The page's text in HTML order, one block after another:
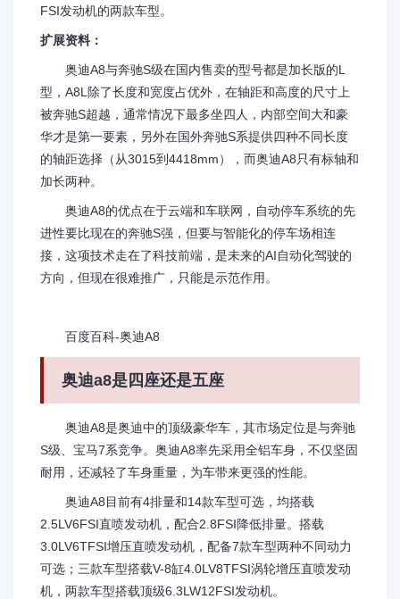
FSI发动机的两款车型。
扩展资料：
奥迪A8与奔驰S级在国内售卖的型号都是加长版的L
型，A8L除了长度和宽度占优外，在轴距和高度的尺寸上
被奔驰S超越，通常情况下最多坐四人，内部空间大和豪
华才是第一要素，另外在国外奔驰S系提供四种不同长度
的轴距选择（从3015到4418mm），而奥迪A8只有标轴和
加长两种。
奥迪A8的优点在于云端和车联网，自动停车系统的先
进性要比现在的奔驰S强，但要与智能化的停车场相连
接，这项技术走在了科技前端，是未来的AI自动化驾驶的
方向，但现在很难推广，只能是示范作用。
百度百科-奥迪A8
奥迪a8是四座还是五座
奥迪A8是奥迪中的顶级豪华车，其市场定位是与奔驰
S级、宝马7系竞争。奥迪A8率先采用全铝车身，不仅坚固
耐用，还减轻了车身重量，为车带来更强的性能。
奥迪A8目前有4排量和14款车型可选，均搭载
2.5LV6FSI直喷发动机，配合2.8FSI降低排量。搭载
3.0LV6TFSI增压直喷发动机，配备7款车型两种不同动力
可选；三款车型搭载V-8缸4.0LV8TFSI涡轮增压直喷发动
机，两款车型搭载顶级6.3LW12FSI发动机。